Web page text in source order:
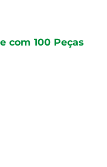
com 100 Peças